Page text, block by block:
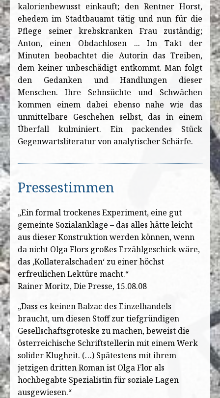
kalorienbewusst einkauft; den Rentner Horst,
ehedem im Stadtbauamt tätig und nun für die
Pflege seiner krebskranken Frau zuständig;
Anton, einen Obdachlosen ... Im Takt der
Minuten beobachtet die Autorin das Treiben,
dem keiner unbeschädigt entkommt. Man folgt
den Gedanken und Handlungen dieser
Menschen. Ihre Sehnsüchte und Schwächen
kommen einem dabei ebenso nahe wie das
unmittelbare Geschehen selbst, das in einem
Überfall kulminiert. Ein packendes Stück
Gegenwartsliteratur von analytischer Schärfe.
Pressestimmen
„Ein formal trockenes Experiment, eine gut
gemeinte Sozialanklage – das alles hätte leicht
aus dieser Konstruktion werden können, wenn
da nicht Olga Flors großes Erzählgeschick wäre,
das ‚Kollateralschaden‘ zu einer höchst
erfreulichen Lektüre macht.“
Rainer Moritz, Die Presse, 15.08.08
„Dass es keinen Balzac des Einzelhandels
braucht, um diesen Stoff zur tiefgründigen
Gesellschaftsgroteske zu machen, beweist die
österreichische Schriftstellerin mit einem Werk
solider Klugheit. (…) Spätestens mit ihrem
jetzigen dritten Roman ist Olga Flor als
hochbegabte Spezialistin für soziale Lagen
ausgewiesen.“